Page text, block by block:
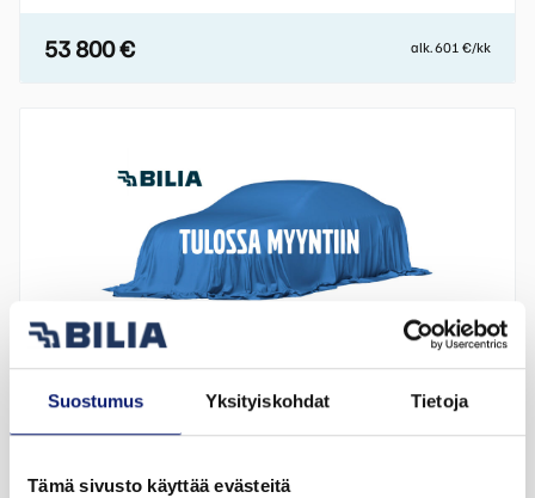
Suostumus Yksityiskohdat Tietoja
Tämä sivusto käyttää evästeitä
53 800 € alk. 601 €/kk